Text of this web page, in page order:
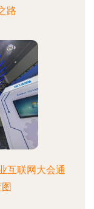
路
互联网大会通